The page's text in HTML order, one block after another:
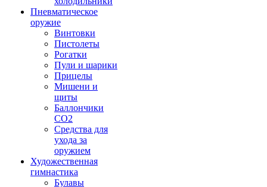
Пневматическое
оружие
Винтовки
Пистолеты
Рогатки
Пули и шарики
Прицелы
Мишени и
щиты
Баллончики
CO2
Средства для
ухода за
оружием
Художественная
гимнастика
Булавы